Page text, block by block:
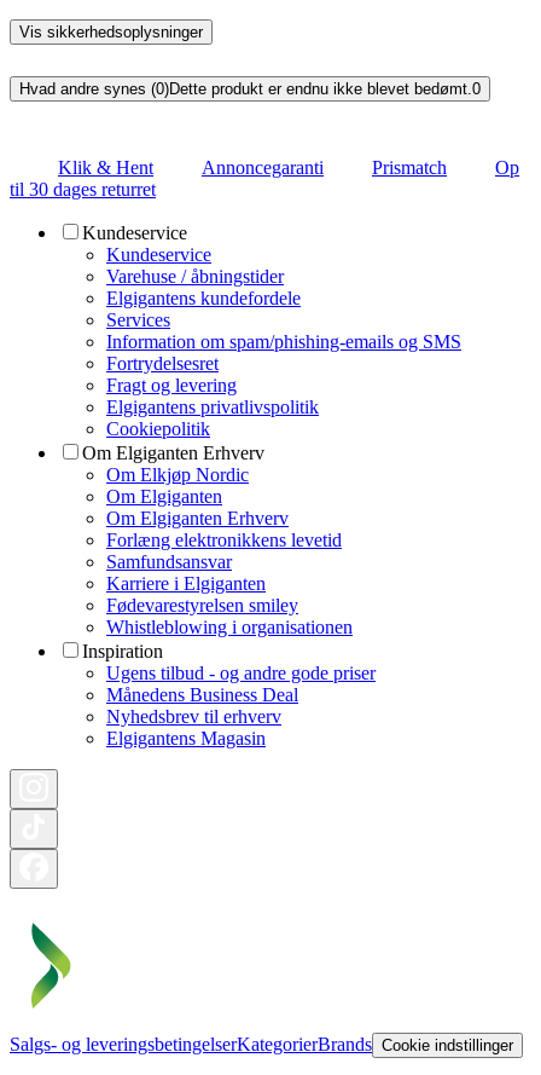
Vis sikkerhedsoplysninger
Hvad andre synes (0)Dette produkt er endnu ikke blevet bedømt. 0
Klik & Hent Annoncegaranti Prismatch
Op
til 30 dages returret
Kundeservice
Kundeservice
Varehuse / åbningstider
Elgigantens kundefordele
Services
Information om spam/phishing-emails og SMS
Fortrydelsesret
Fragt og levering
Elgigantens privatlivspolitik
Cookiepolitik
Om Elgiganten Erhverv
Om Elkjøp Nordic
Om Elgiganten
Om Elgiganten Erhverv
Forlæng elektronikkens levetid
Samfundsansvar
Karriere i Elgiganten
Fødevarestyrelsen smiley
Whistleblowing i organisationen
Inspiration
Ugens tilbud - og andre gode priser
Månedens Business Deal
Nyhedsbrev til erhverv
Elgigantens Magasin
Salgs- og leveringsbetingelserKategorierBrands Cookie indstillinger